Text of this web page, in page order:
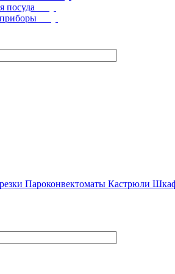
посуда
Пароконвектоматы Кастрюли